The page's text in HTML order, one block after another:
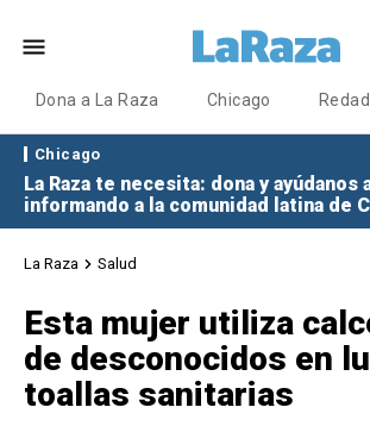
Dona a La Raza Chicago
Chicago
La Raza te necesita: dona y ayúdanos
informando a la comunidad latina de
La Raza Salud
Esta mujer utiliza
de desconocidos en
toallas sanitarias